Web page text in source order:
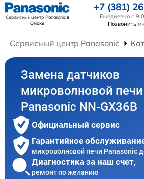
Сервисный центр Panasonicв
Омске
+7 (381)
Ежедневно с
Позвонить
Сервисный центр Panasonic
Замена датчиков
микроволновой печи
Panasonic NN-GX36B
Официальный сервис
Гарантийное
микроволновой печи Panasonic
Диагностика за наш счет,
ремонт по желанию